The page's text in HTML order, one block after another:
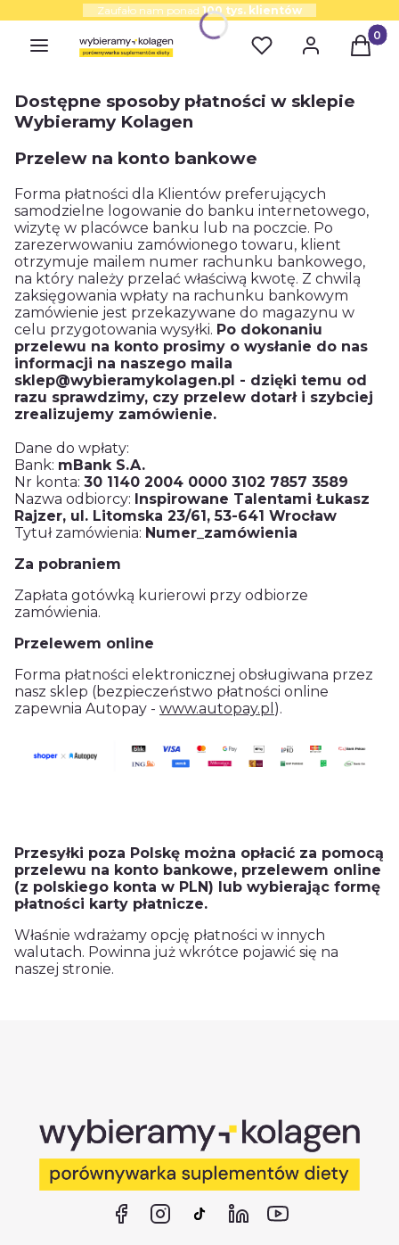
Zaufało nam ponad 100 tys. klientów
Dostępne sposoby płatności w sklepie
Wybieramy Kolagen
Przelew na konto bankowe
Forma płatności dla Klientów preferujących
samodzielne logowanie do banku internetowego,
wizytę w placówce banku lub na poczcie. Po
zarezerwowaniu zamówionego towaru, klient
otrzymuje mailem numer rachunku bankowego,
na który należy przelać właściwą kwotę. Z chwilą
zaksięgowania wpłaty na rachunku bankowym
zamówienie jest przekazywane do magazynu w
celu przygotowania wysyłki. Po dokonaniu
przelewu na konto prosimy o wysłanie do nas
informacji na naszego maila
sklep@wybieramykolagen.pl - dzięki temu od
razu sprawdzimy, czy przelew dotarł i szybciej
zrealizujemy zamówienie.
Dane do wpłaty:
Bank: mBank S.A.
Nr konta: 30 1140 2004 0000 3102 7857 3589
Nazwa odbiorcy: Inspirowane Talentami Łukasz
Rajzer, ul. Litomska 23/61, 53-641 Wrocław
Tytuł zamówienia: Numer_zamówienia
Za pobraniem
Zapłata gotówką kurierowi przy odbiorze
zamówienia.
Przelewem online
Forma płatności elektronicznej obsługiwana przez
nasz sklep (bezpieczeństwo płatności online
zapewnia Autopay - www.autopay.pl ).
Przesyłki poza Polskę można opłacić za pomocą
przelewu na konto bankowe, przelewem online
(z polskiego konta w PLN) lub wybierając formę
płatności karty płatnicze.
Właśnie wdrażamy opcję płatności w innych
walutach. Powinna już wkrótce pojawić się na
naszej stronie.